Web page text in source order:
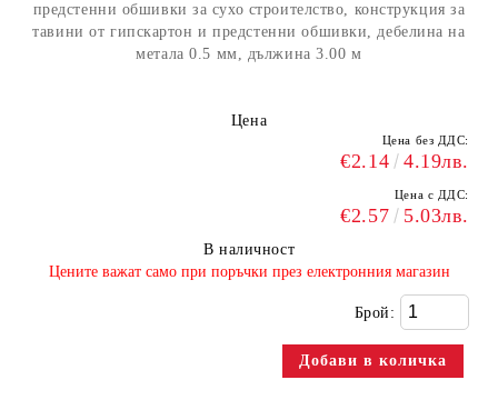
предстенни обшивки за сухо строителство, конструкция за
тавини от гипскартон и предстенни обшивки, дебелина на
метала 0.5 мм, дължина 3.00 м
Цена
Цена без ДДС:
€2.14 4.19лв.
Цена с ДДС:
€2.57 5.03лв.
В наличност
​Цените важат само при поръчки през електронния магазин
Брой: